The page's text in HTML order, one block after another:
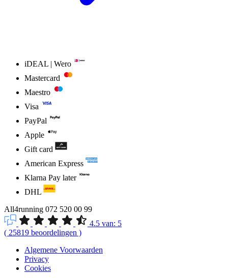
iDEAL | Wero
Mastercard
Maestro
Visa
PayPal
Apple
Gift card
American Express
Klarna Pay later
DHL
All4running 072 520 00 99
4.5 van: 5
( 25819 beoordelingen )
Algemene Voorwaarden
Privacy
Cookies